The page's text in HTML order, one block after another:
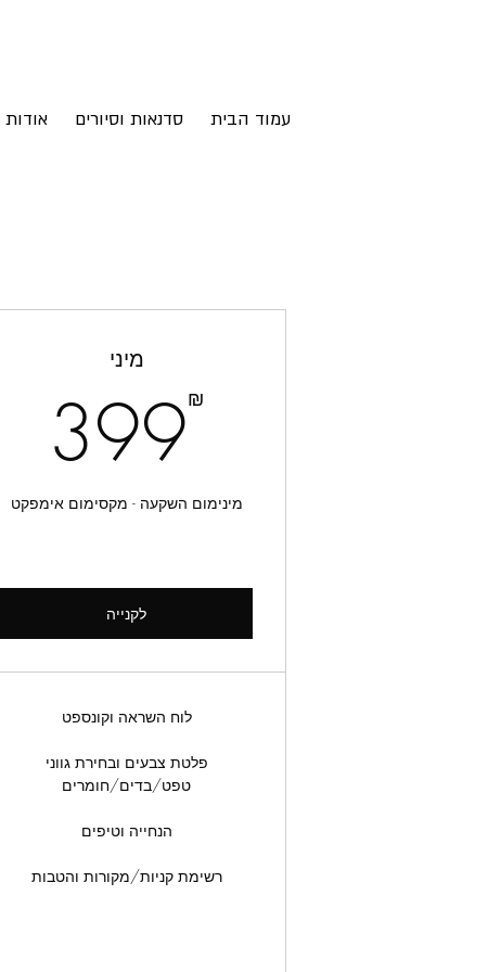
עמוד הבית סדנאות וסיורים אודות
מיני
₪
399
מינימום השקעה - מקסימום אימפקט
לקנייה
לוח השראה וקונספט
פלטת צבעים ובחירת גווני
טפט/בדים/חומרים
הנחייה וטיפים
רשימת קניות/מקורות והטבות